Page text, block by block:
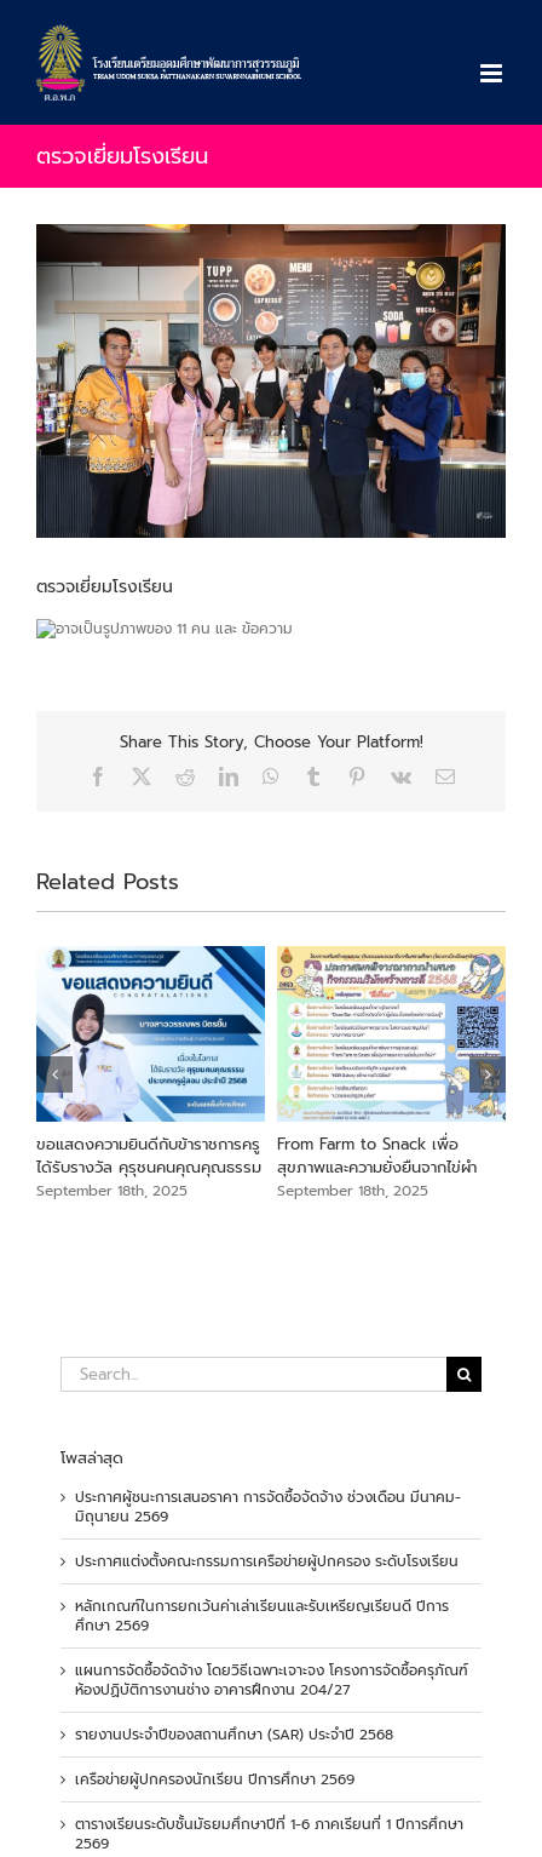
content
ตรวจเยี่ยมโรงเรียน
View
Image
ตรวจเยี่ยมโรงเรียน
Share This Story, Choose Your Platform!
Facebook RedditLinkedInWhatsApp
Tumblr Pinterest
Vk Email
Related Posts
ขอแสดงความยินดีกับข้าราชการครู
ได้รับรางวัล คุรุชนคนคุณคุณธรรม
September 18th, 2025
From Farm to Snack เพื่อ
สุขภาพและความยั่งยืนจากไข่ผำ
September 18th, 2025
Search
for:
โพสล่าสุด
ประกาศผู้ชนะการเสนอราคา การจัดซื้อจัดจ้าง ช่วงเดือน มีนาคม-
มิถุนายน 2569
ประกาศแต่งตั้งคณะกรรมการเครือข่ายผู้ปกครอง ระดับโรงเรียน
หลักเกณฑ์ในการยกเว้นค่าเล่าเรียนและรับเหรียญเรียนดี ปีการ
ศึกษา 2569
แผนการจัดซื้อจัดจ้าง โดยวิธีเฉพาะเจาะจง โครงการจัดซื้อครุภัณฑ์
ห้องปฏิบัติการงานช่าง อาคารฝึกงาน 204/27
รายงานประจำปีของสถานศึกษา (SAR) ประจำปี 2568
เครือข่ายผู้ปกครองนักเรียน ปีการศึกษา 2569
ตารางเรียนระดับชั้นมัธยมศึกษาปีที่ 1-6 ภาคเรียนที่ 1 ปีการศึกษา
2569